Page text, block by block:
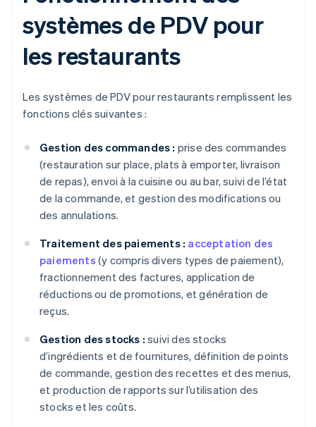
systèmes de PDV pour
les restaurants
Les systèmes de PDV pour restaurants remplissent les
fonctions clés suivantes :
Gestion des commandes : prise des commandes
(restauration sur place, plats à emporter, livraison
de repas), envoi à la cuisine ou au bar, suivi de l’état
de la commande, et gestion des modifications ou
des annulations.
Traitement des paiements : acceptation des
paiements (y compris divers types de paiement),
fractionnement des factures, application de
réductions ou de promotions, et génération de
reçus.
Gestion des stocks : suivi des stocks
d’ingrédients et de fournitures, définition de points
de commande, gestion des recettes et des menus,
et production de rapports sur l’utilisation des
stocks et les coûts.